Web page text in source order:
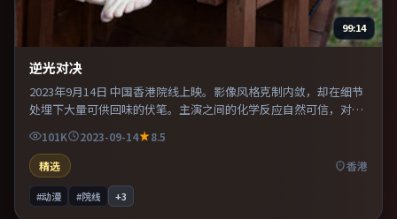
99:14
逆光对决
2023年9月14日 中国香港院线上映。影像风格克制内敛，却在细节
处埋下大量可供回味的伏笔。主演之间的化学反应自然可信，对手
戏张力贯穿全片。既有类型片爽感，也保留作者表达，口碑潜力不
俗。
101K 2023-09-14
8.5
精选
香港
#动漫 #院线 +3